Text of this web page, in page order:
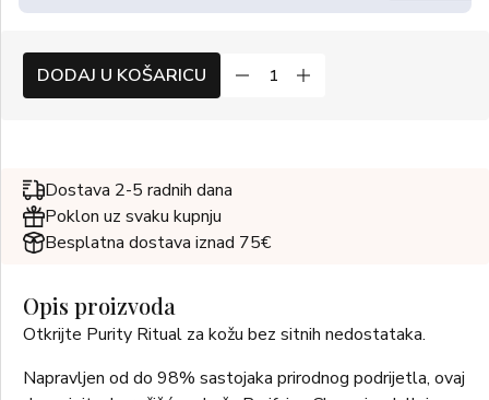
DODAJ U KOŠARICU
Dostava 2-5 radnih dana
Poklon uz svaku kupnju
Besplatna dostava iznad 75€
Opis proizvoda
Otkrijte Purity Ritual za kožu bez sitnih nedostataka.
Napravljen od do 98% sastojaka prirodnog podrijetla, ovaj